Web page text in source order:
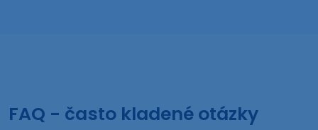
FAQ - často kladené otázky